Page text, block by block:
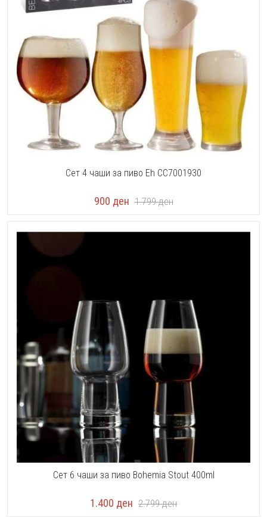
Сет 4 чаши за пиво Eh CC7001930
900 ден 1.799ден
Сет 6 чаши за пиво Bohemia Stout 400ml
1.400 ден 2.799ден